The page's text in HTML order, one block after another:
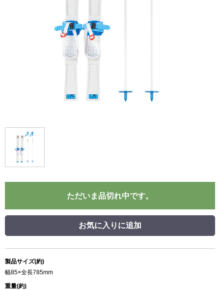
ただいま品切れ中です。
お気に入りに追加
製品サイズ(約)
幅85×全長785mm
重量(約)